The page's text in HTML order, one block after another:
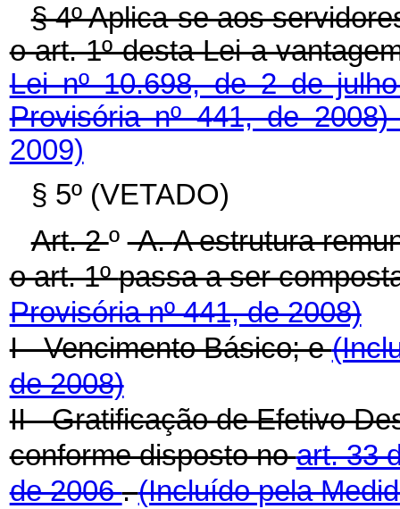
§ 4º Aplica-se aos
o art. 1º desta Lei a
Lei nº 10.698, de 2 de
Provisória nº 441, de
2009)
§ 5º (VETADO)
Art. 2º-A.A estrutura
o art. 1ºpassa a ser
Provisória nº 441, de 2008)
I - Vencimento Básico; e
de 2008)
II - Gratificação de Efetivo
conforme disposto noart. 33
de 2006.(Incluído pela